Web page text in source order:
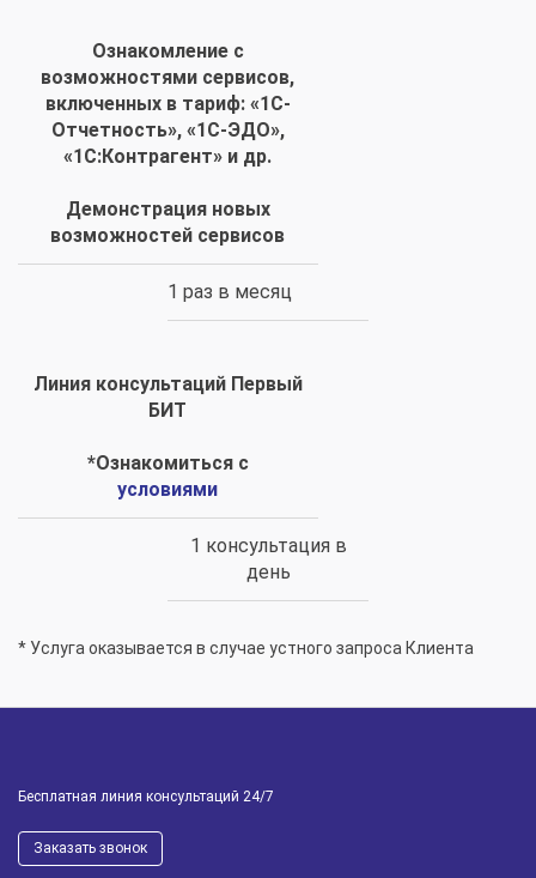
Ознакомление с
возможностями сервисов,
включенных в тариф: «1С-
Отчетность», «1С-ЭДО»,
«1С:Контрагент» и др.
Демонстрация новых
возможностей сервисов
1 раз в месяц
Линия консультаций Первый
БИТ
*Ознакомиться с
условиями
1 консультация в
день
* Услуга оказывается в случае устного запроса Клиента
Бесплатная линия консультаций 24/7
Заказать звонок